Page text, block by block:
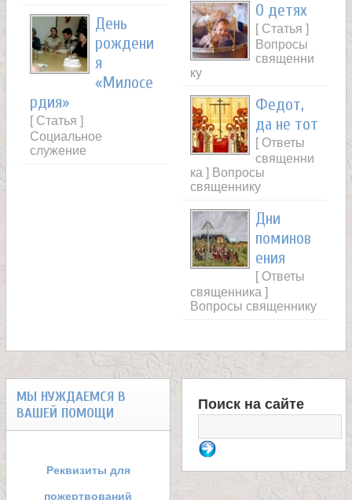
День
рождени
я
«Милосе
рдия»
[ Статья ]
Социальное
служение
О детях
[ Статья ]
Вопросы
священни
ку
Федот,
да не тот
[ Ответы
священни
ка ] Вопросы
священнику
Дни
поминов
ения
[ Ответы
священника ]
Вопросы священнику
МЫ НУЖДАЕМСЯ В
ВАШЕЙ ПОМОЩИ
Реквизиты для
пожертвований
Ф
о
Поиск на сайте